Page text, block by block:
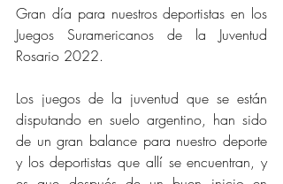
Gran día para nuestros deportistas en los
Juegos Suramericanos de la Juventud
Rosario 2022.
Los juegos de la juventud que se están
disputando en suelo argentino, han sido
de un gran balance para nuestro deporte
y los deportistas que allí se encuentran, y